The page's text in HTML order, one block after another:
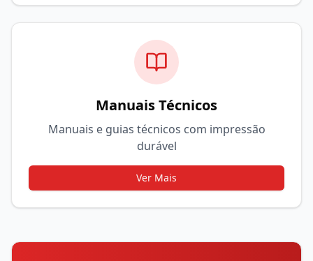
Manuais Técnicos
Manuais e guias técnicos com impressão
durável
Ver Mais